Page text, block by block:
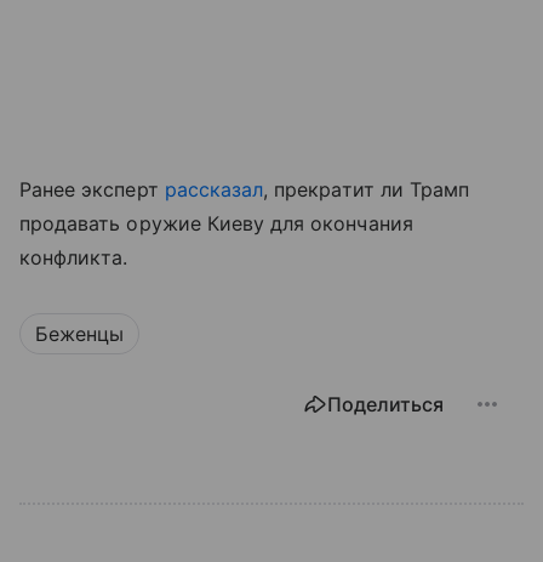
Ранее эксперт рассказал, прекратит ли Трамп
продавать оружие Киеву для окончания
конфликта.
Беженцы
Поделиться